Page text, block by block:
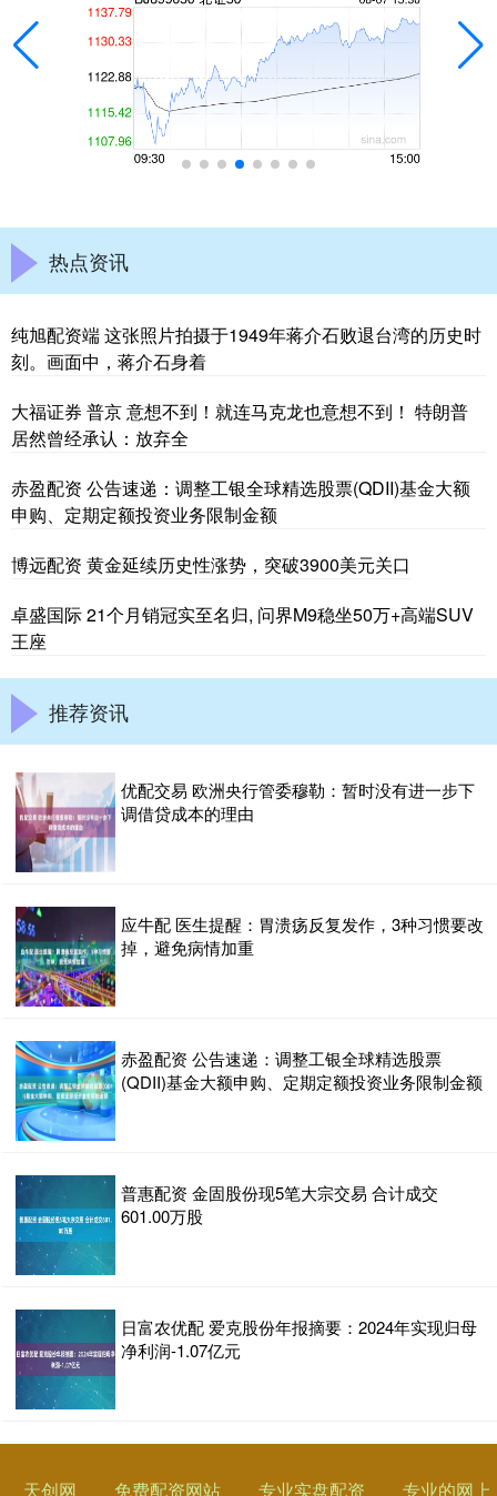
热点资讯
纯旭配资端 这张照片拍摄于1949年蒋介石败退台湾的历史时
刻。画面中，蒋介石身着
大福证券 普京 意想不到！就连马克龙也意想不到！ 特朗普
居然曾经承认：放弃全
赤盈配资 公告速递：调整工银全球精选股票(QDII)基金大额
申购、定期定额投资业务限制金额
博远配资 黄金延续历史性涨势，突破3900美元关口
卓盛国际 21个月销冠实至名归, 问界M9稳坐50万+高端SUV
王座
推荐资讯
优配交易 欧洲央行管委穆勒：暂时没有进一步下
调借贷成本的理由
应牛配 医生提醒：胃溃疡反复发作，3种习惯要改
掉，避免病情加重
赤盈配资 公告速递：调整工银全球精选股票
(QDII)基金大额申购、定期定额投资业务限制金额
普惠配资 金固股份现5笔大宗交易 合计成交
601.00万股
日富农优配 爱克股份年报摘要：2024年实现归母
净利润-1.07亿元
天创网 免费配资网站 专业实盘配资 专业的网上